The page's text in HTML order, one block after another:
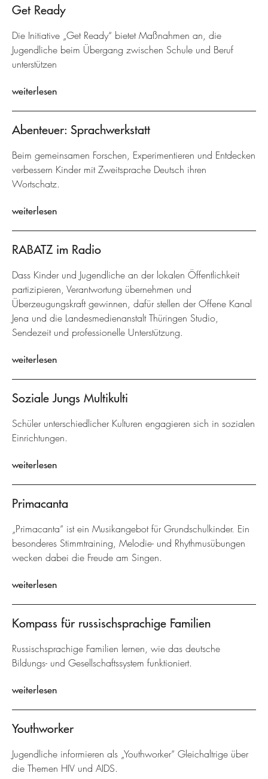
Get Ready
Die Initiative „Get Ready“ bietet Maßnahmen an, die
Jugendliche beim Übergang zwischen Schule und Beruf
unterstützen
weiterlesen
Abenteuer: Sprachwerkstatt
Beim gemeinsamen Forschen, Experimentieren und Entdecken
verbessern Kinder mit Zweitsprache Deutsch ihren
Wortschatz.
weiterlesen
RABATZ im Radio
Dass Kinder und Jugendliche an der lokalen Öffentlichkeit
partizipieren, Verantwortung übernehmen und
Überzeugungskraft gewinnen, dafür stellen der Offene Kanal
Jena und die Landesmedienanstalt Thüringen Studio,
Sendezeit und professionelle Unterstützung.
weiterlesen
Soziale Jungs Multikulti
Schüler unterschiedlicher Kulturen engagieren sich in sozialen
Einrichtungen.
weiterlesen
Primacanta
„Primacanta“ ist ein Musikangebot für Grundschulkinder. Ein
besonderes Stimmtraining, Melodie- und Rhythmusübungen
wecken dabei die Freude am Singen.
weiterlesen
Kompass für russischsprachige Familien
Russischsprachige Familien lernen, wie das deutsche
Bildungs- und Gesellschaftssystem funktioniert.
weiterlesen
Youthworker
Jugendliche informieren als „Youthworker“ Gleichaltrige über
die Themen HIV und AIDS.